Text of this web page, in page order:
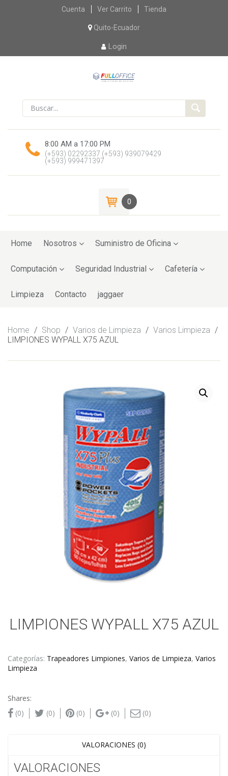
Skip
content
Cuenta Ver Carrito Tienda
Quito-Ecuador
Login
8:00 AM a 17:00 PM
(+593) 02292337 (+593) 939079429
(+593) 999471397
0
toHome Nosotros Suministro de Oficina
Computación Seguridad Industrial Cafetería
Limpieza Contacto jaggaer
Home / Shop / Varios de Limpieza / Varios Limpieza /
LIMPIONES WYPALL X75 AZUL
LIMPIONES WYPALL X75 AZUL
Categorías: Trapeadores Limpiones, Varios de Limpieza, Varios
Limpieza
Shares:
(0)
(0) (0) (0) (0)
VALORACIONES (0)
VALORACIONES